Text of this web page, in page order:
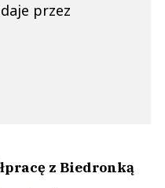
przez
z Biedronką